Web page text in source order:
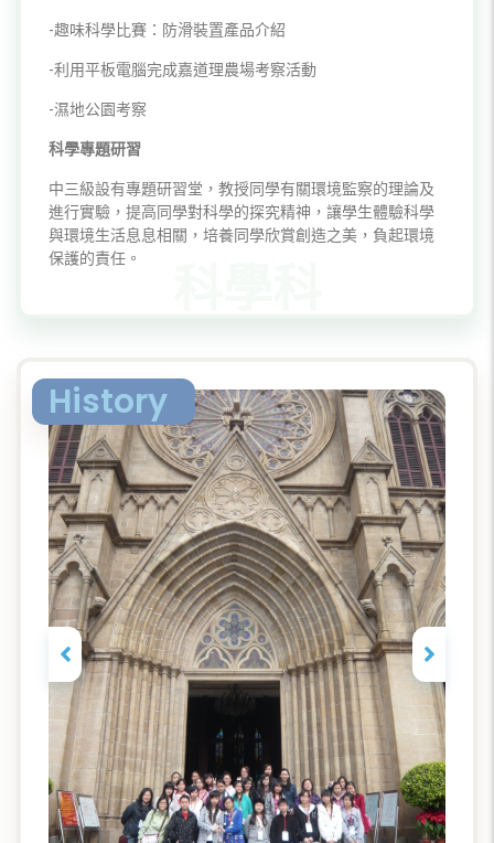
-趣味科學比賽：防滑裝置產品介紹
-利用平板電腦完成嘉道理農場考察活動
-濕地公園考察
科學專題研習
中三級設有專題研習堂，教授同學有關環境監察的理論及
進行實驗，提高同學對科學的探究精神，讓學生體驗科學
與環境生活息息相關，培養同學欣賞創造之美，負起環境
保護的責任。
History